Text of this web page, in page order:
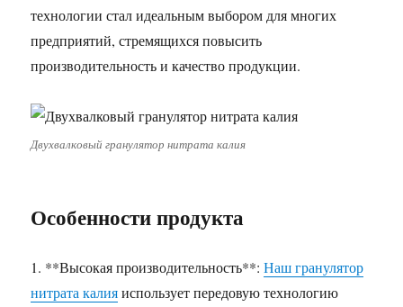
технологии стал идеальным выбором для многих
предприятий, стремящихся повысить
производительность и качество продукции.
Двухвалковый гранулятор нитрата калия
Особенности продукта
1. **Высокая производительность**:Наш гранулятор
нитрата калияиспользует передовую технологию